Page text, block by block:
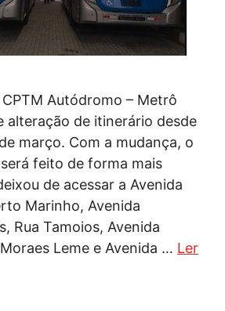
Autódromo – Metrô
alteração de itinerário desde
março. Com a mudança, o
feito de forma mais
de acessar a Avenida
Marinho, Avenida
Rua Tamoios, Avenida
Leme e Avenida … Ler